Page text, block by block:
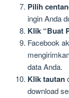
Pilih
ingin Anda
Klik “Buat
Facebook
data Anda.
Klik tautan
download